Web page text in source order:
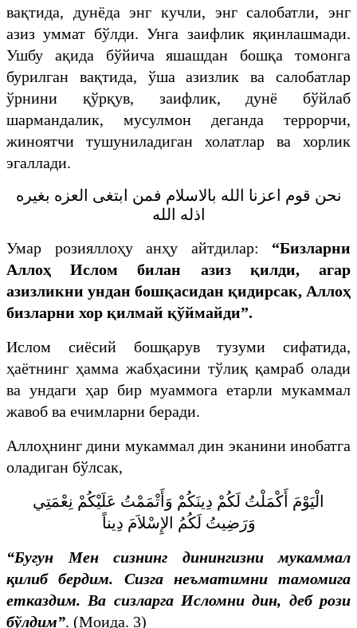
вақтида, дунёда энг кучли, энг салобатли, энг
азиз уммат бўлди. Унга заифлик яқинлашмади.
Ушбу ақида бўйича яшашдан бошқа томонга
бурилган вақтида, ўша азизлик ва салобатлар
ўрнини қўрқув, заифлик, дунё бўйлаб
шармандалик, мусулмон деганда террорчи,
жиноятчи тушуниладиган холатлар ва хорлик
эгаллади.
نحن قوم اعزنا الله بالاسلام فمن ابتغى العزه بغيره
اذله الله
Умар розияллоҳу анҳу айтдилар: “Бизларни
Аллоҳ Ислом билан азиз қилди, агар
азизликни ундан бошқасидан қидирсак, Аллоҳ
бизларни хор қилмай қўймайди”.
Ислом сиёсий бошқарув тузуми сифатида,
ҳаётнинг ҳамма жабҳасини тўлиқ қамраб олади
ва ундаги ҳар бир муаммога етарли мукаммал
жавоб ва ечимларни беради.
Аллоҳнинг дини мукаммал дин эканини инобатга
оладиган бўлсак,
الْيَوْمَ أَكْمَلْتُ لَكُمْ دِينَكُمْ وَأَتْمَمْتُ عَلَيْكُمْ نِعْمَتِي
وَرَضِيتُ لَكُمُ الإِسْلاَمَ دِيناً
“Бугун Мен сизнинг динингизни мукаммал
қилиб бердим. Сизга неъматимни тамомига
етказдим. Ва сизларга Исломни дин, деб рози
бўлдим”. (Моида. 3)